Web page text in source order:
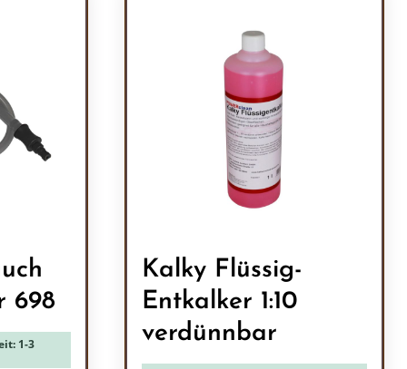
698
1-3
Kalky Flüssig-
Entkalker 1:10
verdünnbar